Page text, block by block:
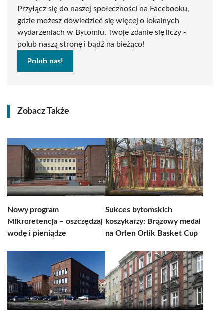
Przyłącz się do naszej społeczności na Facebooku,
gdzie możesz dowiedzieć się więcej o lokalnych
wydarzeniach w Bytomiu. Twoje zdanie się liczy -
polub naszą stronę i bądź na bieżąco!
Polub nas!
Zobacz Także
Nowy program
Mikroretencja – oszczędzaj
wodę i pieniądze
Sukces bytomskich
koszykarzy: Brązowy medal
na Orlen Orlik Basket Cup